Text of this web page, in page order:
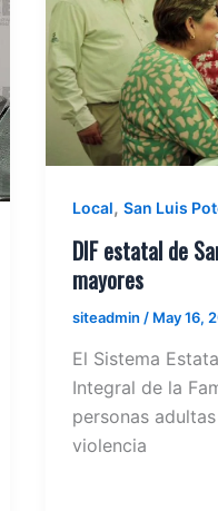
Local,San Luis
DIF estatal de
mayores
siteadmin / May 16,
El Sistema
Integral de la
personas
violencia